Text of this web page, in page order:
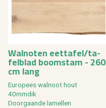
Wal­no­ten eet­ta­fel/ta­
fel­blad boom­stam - 260
cm lang
Eu­ro­pees wal­noot hout
40mm­dik
Door­gaan­de la­mel­len